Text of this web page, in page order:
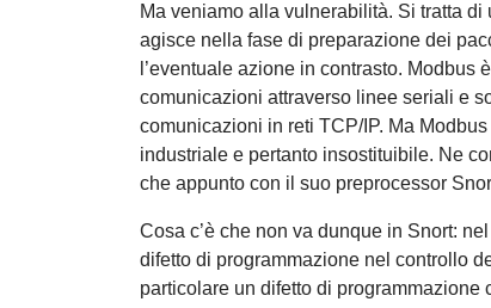
Ma veniamo alla vulnerabilità. Si tratta
agisce nella fase di preparazione dei
l’eventuale azione in contrasto.
comunicazioni attraverso linee seriali e
comunicazioni in reti TCP/IP. Ma
industriale e pertanto insostituibile. Ne
che appunto con il suo preprocessor
Cosa c’è che non va dunque in Snort:
difetto di programmazione nel controllo
particolare un difetto di